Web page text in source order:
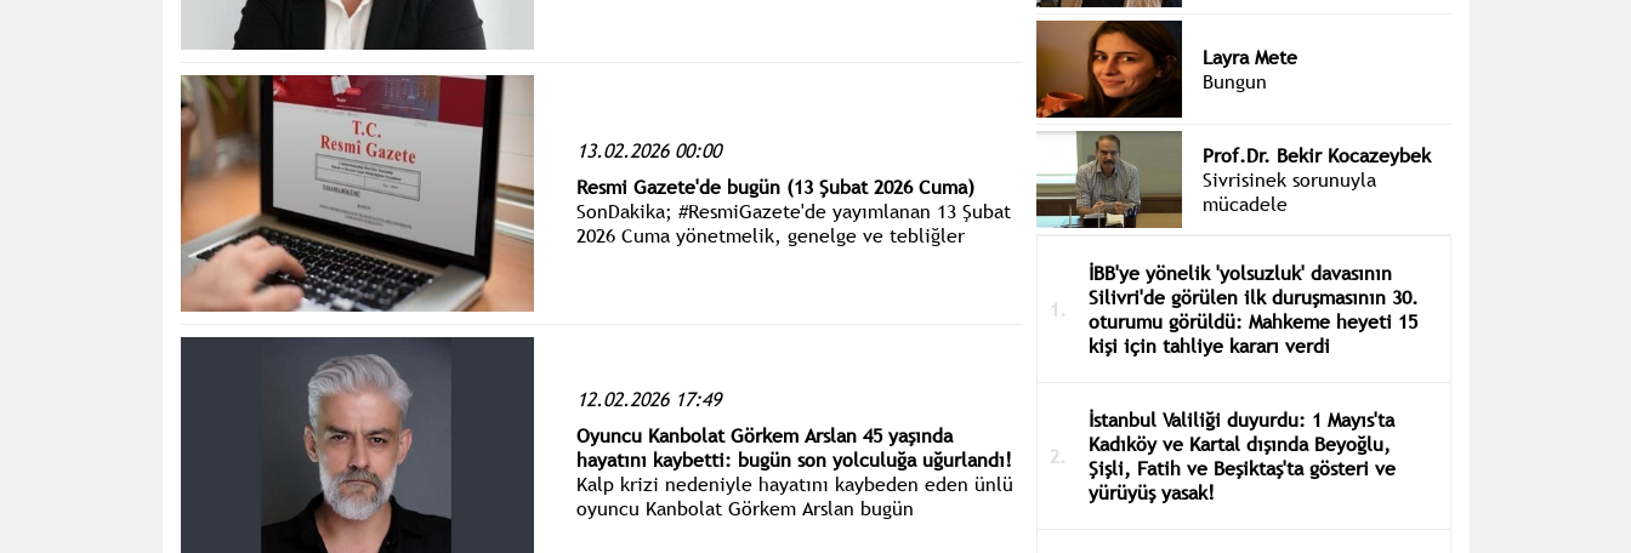
13.02.2026 00:00
Resmi Gazete'de bugün (13 Şubat 2026 Cuma)
SonDakika; #ResmiGazete'de yayımlanan 13 Şubat
2026 Cuma yönetmelik, genelge ve tebliğler
12.02.2026 17:49
Oyuncu Kanbolat Görkem Arslan 45 yaşında
hayatını kaybetti: bugün son yolculuğa uğurlandı!
Kalp krizi nedeniyle hayatını kaybeden eden ünlü
oyuncu Kanbolat Görkem Arslan bugün
Layra Mete
Bungun
Prof.Dr. Bekir Kocazeybek
Sivrisinek sorunuyla
mücadele
İBB'ye yönelik 'yolsuzluk' davasının
Silivri'de görülen ilk duruşmasının 30.
oturumu görüldü: Mahkeme heyeti 15
kişi için tahliye kararı verdi
İstanbul Valiliği duyurdu: 1 Mayıs'ta
Kadıköy ve Kartal dışında Beyoğlu,
Şişli, Fatih ve Beşiktaş'ta gösteri ve
yürüyüş yasak!